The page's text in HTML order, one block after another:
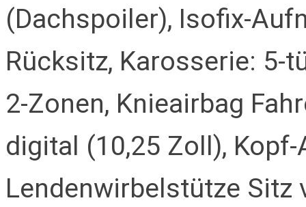
(Dachspoiler), Isofix-
Rücksitz, Karosserie: 5-
2-Zonen, Knieairbag
digital (10,25 Zoll),
Lendenwirbelstütze Sitz